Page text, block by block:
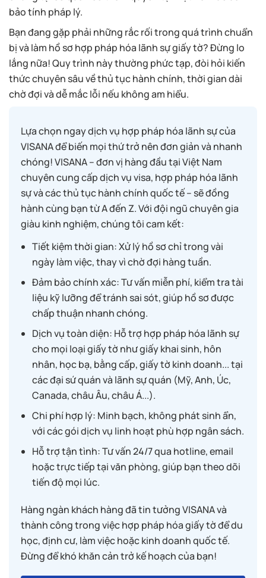
bảo tính pháp lý.
Bạn đang gặp phải những rắc rối trong quá trình chuẩn
bị và làm hồ sơ hợp pháp hóa lãnh sự giấy tờ? Đừng lo
lắng nữa! Quy trình này thường phức tạp, đòi hỏi kiến
thức chuyên sâu về thủ tục hành chính, thời gian dài
chờ đợi và dễ mắc lỗi nếu không am hiểu.
Lựa chọn ngay dịch vụ hợp pháp hóa lãnh sự của
VISANA để biến mọi thứ trở nên đơn giản và nhanh
chóng! VISANA – đơn vị hàng đầu tại Việt Nam
chuyên cung cấp dịch vụ visa, hợp pháp hóa lãnh
sự và các thủ tục hành chính quốc tế – sẽ đồng
hành cùng bạn từ A đến Z. Với đội ngũ chuyên gia
giàu kinh nghiệm, chúng tôi cam kết:
Tiết kiệm thời gian: Xử lý hồ sơ chỉ trong vài
ngày làm việc, thay vì chờ đợi hàng tuần.
Đảm bảo chính xác: Tư vấn miễn phí, kiểm tra tài
liệu kỹ lưỡng để tránh sai sót, giúp hồ sơ được
chấp thuận nhanh chóng.
Dịch vụ toàn diện: Hỗ trợ hợp pháp hóa lãnh sự
cho mọi loại giấy tờ như giấy khai sinh, hôn
nhân, học bạ, bằng cấp, giấy tờ kinh doanh... tại
các đại sứ quán và lãnh sự quán (Mỹ, Anh, Úc,
Canada, châu Âu, châu Á...).
Chi phí hợp lý: Minh bạch, không phát sinh ẩn,
với các gói dịch vụ linh hoạt phù hợp ngân sách.
Hỗ trợ tận tình: Tư vấn 24/7 qua hotline, email
hoặc trực tiếp tại văn phòng, giúp bạn theo dõi
tiến độ mọi lúc.
Hàng ngàn khách hàng đã tin tưởng VISANA và
thành công trong việc hợp pháp hóa giấy tờ để du
học, định cư, làm việc hoặc kinh doanh quốc tế.
Đừng để khó khăn cản trở kế hoạch của bạn!